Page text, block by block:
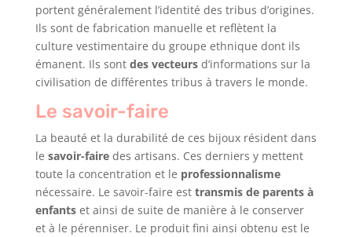
portent généralement l’identité des tribus d’origines.
Ils sont de fabrication manuelle et reflètent la
culture vestimentaire du groupe ethnique dont ils
émanent. Ils sont des vecteursd’informations sur la
civilisation de différentes tribus à travers le monde.
Le savoir-faire
La beauté et la durabilité de ces bijoux résident dans
le savoir-fairedes artisans. Ces derniers y mettent
toute la concentration et le professionnalisme
nécessaire. Le savoir-faire est transmis de parents à
enfantset ainsi de suite de manière à le conserver
et à le pérenniser. Le produit fini ainsi obtenu est le